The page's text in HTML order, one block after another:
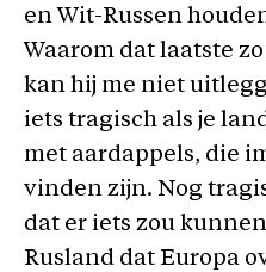
en Wit-Russen
Waarom dat laatste
kan hij me niet
iets tragisch als je
met aardappels, die
vinden zijn. Nog
dat er iets zou
Rusland dat Europa